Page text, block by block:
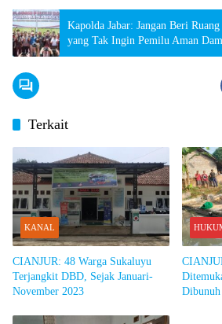
Kapolda Jabar: Jangan Beri
yang Tak Ingin Pemilu Aman
Terkait
KANAL
CIANJUR: 48 Warga Sukaluyu
Terjangkit DBD, Sejak Januari-
November 2023
Dibunuh